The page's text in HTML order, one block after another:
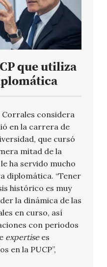
que utiliza
Corrales considera
en la carrera de
que cursó
mitad de la
ha servido mucho
diplomática. “Tener
histórico es muy
la dinámica de las
en curso, así
con periodos
expertisees
en la PUCP”,